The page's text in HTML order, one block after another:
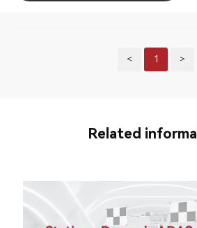
< 1 >
Related